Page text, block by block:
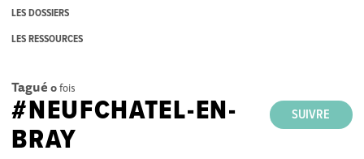
LES DOSSIERS
LES RESSOURCES
Tagué 0fois
SUIVRE
#NEUFCHATEL-EN-
BRAY